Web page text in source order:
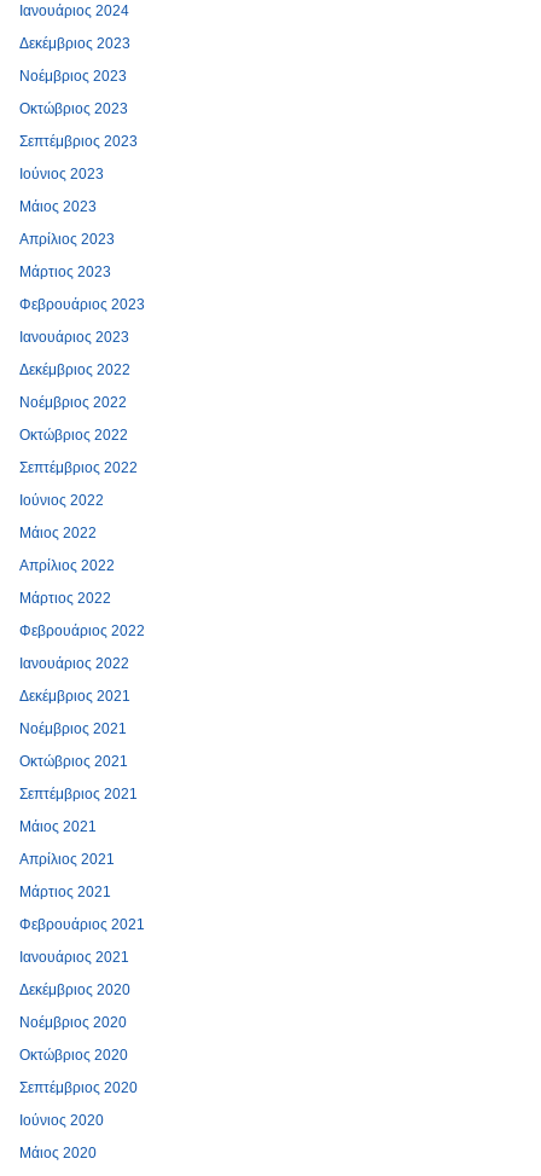
Ιανουάριος 2024
Δεκέμβριος 2023
Νοέμβριος 2023
Οκτώβριος 2023
Σεπτέμβριος 2023
Ιούνιος 2023
Μάιος 2023
Απρίλιος 2023
Μάρτιος 2023
Φεβρουάριος 2023
Ιανουάριος 2023
Δεκέμβριος 2022
Νοέμβριος 2022
Οκτώβριος 2022
Σεπτέμβριος 2022
Ιούνιος 2022
Μάιος 2022
Απρίλιος 2022
Μάρτιος 2022
Φεβρουάριος 2022
Ιανουάριος 2022
Δεκέμβριος 2021
Νοέμβριος 2021
Οκτώβριος 2021
Σεπτέμβριος 2021
Μάιος 2021
Απρίλιος 2021
Μάρτιος 2021
Φεβρουάριος 2021
Ιανουάριος 2021
Δεκέμβριος 2020
Νοέμβριος 2020
Οκτώβριος 2020
Σεπτέμβριος 2020
Ιούνιος 2020
Μάιος 2020